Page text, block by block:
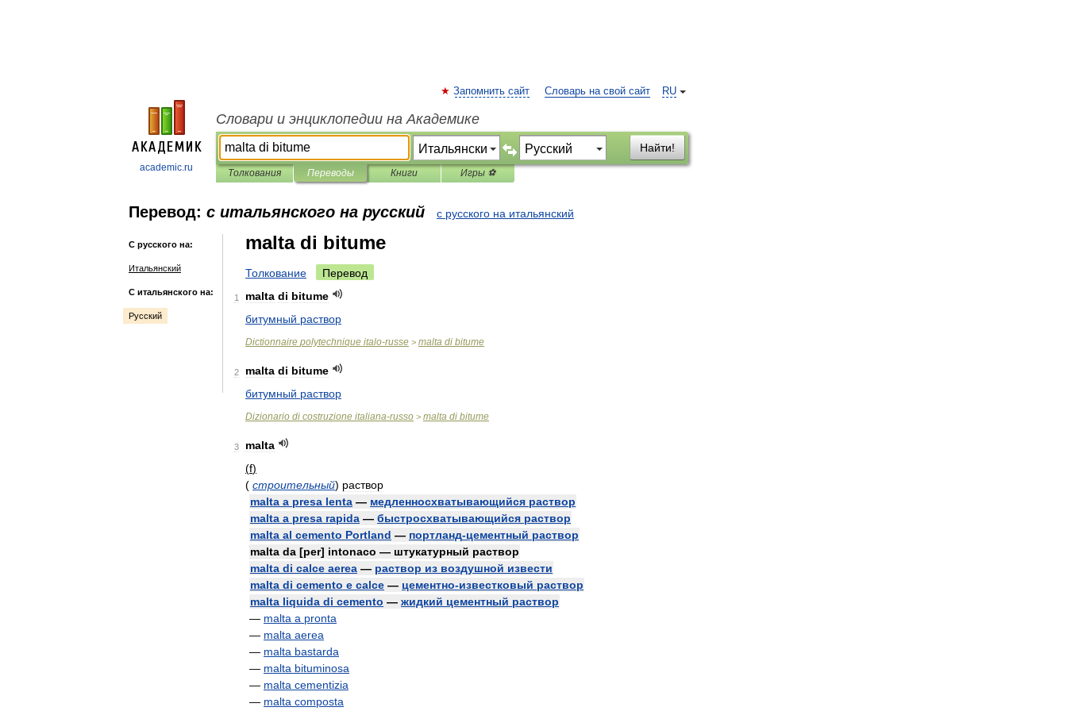
academic.ru
RU
Запомнить сайт Словарь на свой сайт
Словари и энциклопедии на Академике
Найти!
Толкования Переводы Книги Игры ⚽
Перевод: с итальянского на русский с русского на итальянский
С русского на:
Итальянский
С итальянского на:
Русский
malta di bitume
Толкование Перевод
1 malta di bitume
битумный раствор
Dictionnaire polytechnique italo-russe > malta di bitume
2 malta di bitume
битумный раствор
Dizionario di costruzione italiana-russo > malta di bitume
3
malta
(f)
( строительный) раствор
malta a presa lenta — медленносхватывающийся раствор
malta a presa rapida — быстросхватывающийся раствор
malta al cemento Portland — портланд-цементный раствор
malta da [per] intonaco — штукатурный раствор
malta di calce aerea — раствор из воздушной извести
malta di cemento e calce — цементно-известковый раствор
malta liquida di cemento — жидкий цементный раствор
— malta a pronta
— malta aerea
— malta bastarda
— malta bituminosa
— malta cementizia
— malta composta